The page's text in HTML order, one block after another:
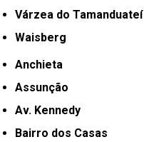
Várzea do Tamanduateí
Waisberg
Anchieta
Assunção
Av. Kennedy
Bairro dos Casas